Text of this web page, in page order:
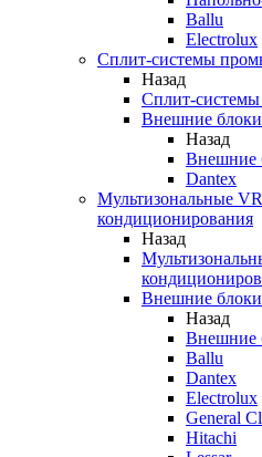
Ballu
Electrolux
Сплит-системы
Назад
Сплит-
Внешние блоки
Назад
Внешние
Dantex
Мультизональные
кондиционирования
Назад
Внешние блоки
Назад
Внешние
Ballu
Dantex
Electrolux
General
Hitachi